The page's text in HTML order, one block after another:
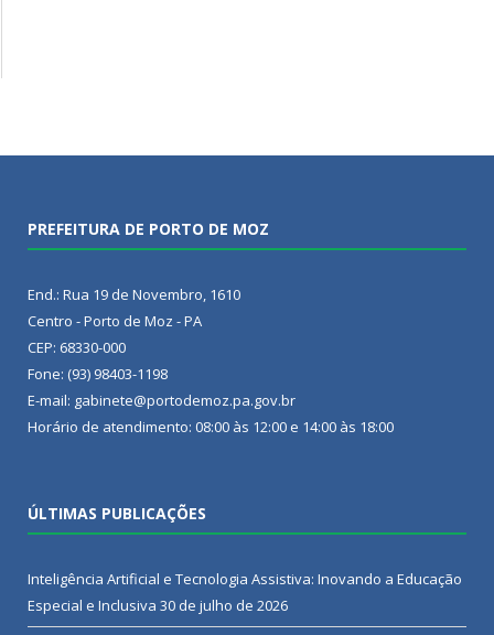
PREFEITURA DE PORTO DE MOZ
End.: Rua 19 de Novembro, 1610
Centro - Porto de Moz - PA
CEP: 68330-000
Fone: (93) 98403-1198
E-mail: gabinete@portodemoz.pa.gov.br
Horário de atendimento: 08:00 às 12:00 e 14:00 às 18:00
ÚLTIMAS PUBLICAÇÕES
Inteligência Artificial e Tecnologia Assistiva: Inovando a Educação
Especial e Inclusiva 30 de julho de 2026